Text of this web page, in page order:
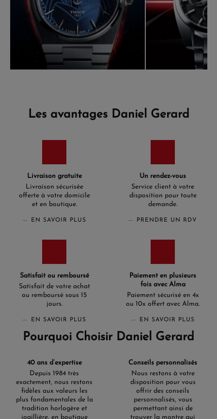
Les avantages Daniel Gerard
Livraison gratuite
Livraison sécurisée
offerte à votre domicile
et en boutique.
EN SAVOIR PLUS
Un rendez-vous
Service client à votre
disposition pour toute
demande.
PRENDRE UN RDV
Satisfait ou remboursé
Satisfait de votre achat
ou remboursé sous 15
jours.
EN SAVOIR PLUS
Paiement en plusieurs
fois avec Alma
Paiement sécurisé en 4x
ou 10x offert avec Alma.
EN SAVOIR PLUS
Pourquoi Choisir Daniel Gerard
40 ans d’expertise
Depuis 1984 très
exactement, nous restons
fidèles aux valeurs les
plus fondamentales de la
tradition horlogère et
joaillière, en boutique
Conseils personnalisés
Nous restons à votre
disposition pour vous
offrir des conseils
personnalisés, vous
permettant ainsi de
trouver la montre qui